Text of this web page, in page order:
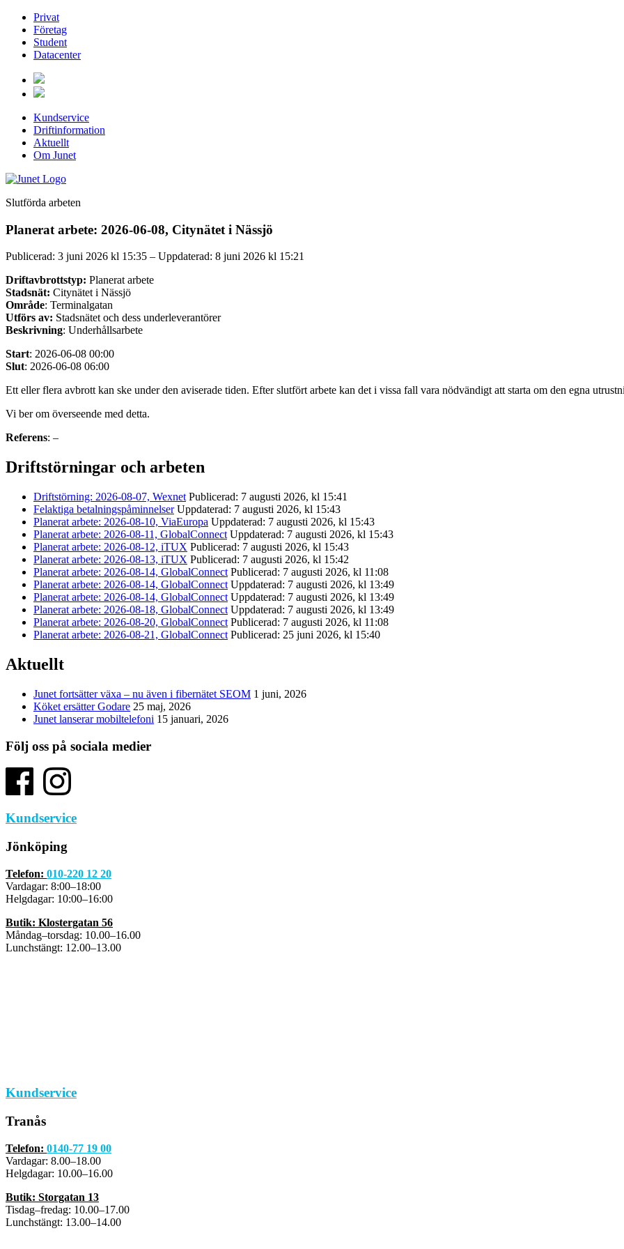
Privat
Företag
Student
Datacenter
Kundservice
Driftinformation
Aktuellt
Om Junet
Slutförda arbeten
Planerat arbete: 2026-06-08, Citynätet i Nässjö
Publicerad: 3 juni 2026 kl 15:35 – Uppdaterad: 8 juni 2026 kl 15:21
Driftavbrottstyp: Planerat arbete
Stadsnät: Citynätet i Nässjö
Område: Terminalgatan
Utförs av: Stadsnätet och dess underleverantörer
Beskrivning: Underhållsarbete
Start: 2026-06-08 00:00
Slut: 2026-06-08 06:00
Ett eller flera avbrott kan ske under den aviserade tiden. Efter slutfört arbete kan det i vissa fall vara nödvändigt att starta om den egna
Vi ber om överseende med detta.
Referens: –
Driftstörningar och arbeten
Driftstörning: 2026-08-07, Wexnet Publicerad: 7 augusti 2026, kl 15:41
Felaktiga betalningspåminnelser Uppdaterad: 7 augusti 2026, kl 15:43
Planerat arbete: 2026-08-10, ViaEuropa Uppdaterad: 7 augusti 2026, kl 15:43
Planerat arbete: 2026-08-11, GlobalConnect Uppdaterad: 7 augusti 2026, kl 15:43
Planerat arbete: 2026-08-12, iTUX Publicerad: 7 augusti 2026, kl 15:43
Planerat arbete: 2026-08-13, iTUX Publicerad: 7 augusti 2026, kl 15:42
Planerat arbete: 2026-08-14, GlobalConnect Publicerad: 7 augusti 2026, kl 11:08
Planerat arbete: 2026-08-14, GlobalConnect Uppdaterad: 7 augusti 2026, kl 13:49
Planerat arbete: 2026-08-14, GlobalConnect Uppdaterad: 7 augusti 2026, kl 13:49
Planerat arbete: 2026-08-18, GlobalConnect Uppdaterad: 7 augusti 2026, kl 13:49
Planerat arbete: 2026-08-20, GlobalConnect Publicerad: 7 augusti 2026, kl 11:08
Planerat arbete: 2026-08-21, GlobalConnect Publicerad: 25 juni 2026, kl 15:40
Aktuellt
Junet fortsätter växa – nu även i fibernätet SEOM 1 juni, 2026
Köket ersätter Godare 25 maj, 2026
Junet lanserar mobiltelefoni 15 januari, 2026
Följ oss på sociala medier
Kundservice
Jönköping
Telefon: 010-220 12 20
Vardagar: 8:00–18:00
Helgdagar: 10:00–16:00
Butik: Klostergatan 56
Måndag–torsdag: 10.00–16.00
Lunchstängt: 12.00–13.00
Kundservice
Tranås
Telefon: 0140-77 19 00
Vardagar: 8.00–18.00
Helgdagar: 10.00–16.00
Butik: Storgatan 13
Tisdag–fredag: 10.00–17.00
Lunchstängt: 13.00–14.00